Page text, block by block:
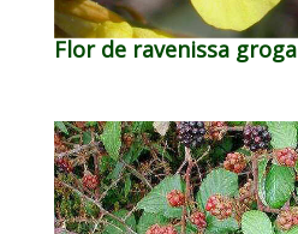
Flor de ravenissa groga